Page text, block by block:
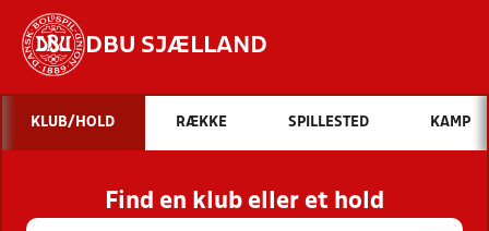
DBU SJÆLLAND
Hvad vil du søge efter?
INDHOLD OG NYHEDER
STILLINGER, RESULTATER, KLUBBER OG
HOLD
KLUB/HOLD RÆKKE SPILLESTED KAMP
Find en klub eller et hold